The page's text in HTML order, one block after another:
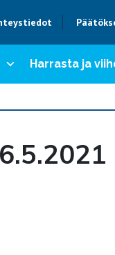
Harrasta ja